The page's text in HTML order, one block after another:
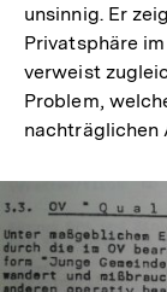
unsinnig. Er
Privatsphäre
verweist
Problem,
nachträglichen